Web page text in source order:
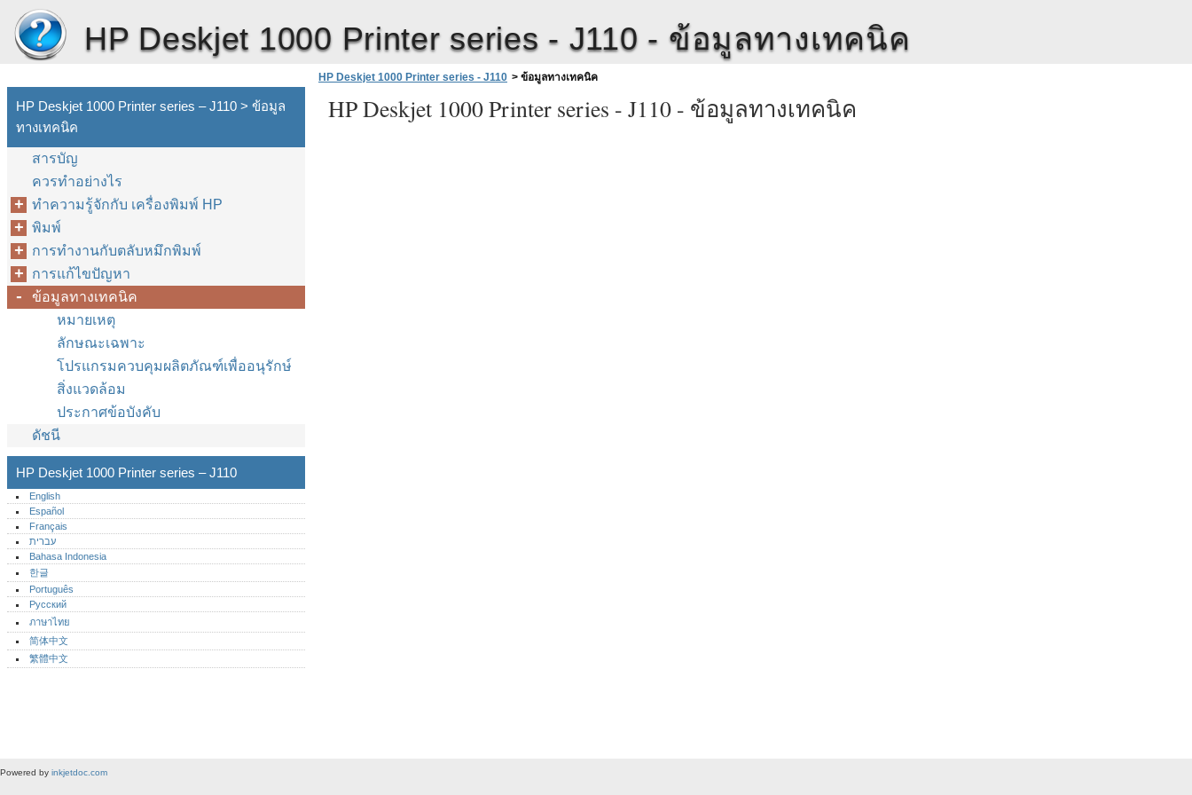
HP Deskjet 1000 Printer series - J110 - ข้อมูลทางเทคนิค
HP Deskjet 1000 Printer series - J110 > ข้อมูลทางเทคนิค
HP Deskjet 1000 Printer series - J110 - ข้อมูลทางเทคนิค
HP Deskjet 1000 Printer series – J110 > ข้อมูล
ทางเทคนิค
สารบัญ
ควรทำอย่างไร
ทำความรู้จักกับ เครื่องพิมพ์ HP
พิมพ์
การทำงานกับตลับหมึกพิมพ์
การแก้ไขปัญหา
ข้อมูลทางเทคนิค
หมายเหตุ
ลักษณะเฉพาะ
โปรแกรมควบคุมผลิตภัณฑ์เพื่ออนุรักษ์
สิ่งแวดล้อม
ประกาศข้อบังคับ
ดัชนี
HP Deskjet 1000 Printer series – J110
English
Español
Français
עברית
Bahasa Indonesia
한글
Português‎
Русский
ภาษาไทย
简体中文
繁體中文
Powered by inkjetdoc.com